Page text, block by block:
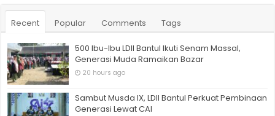
Recent Popular Comments Tags
500 Ibu-Ibu LDII Bantul Ikuti Senam Massal,
Generasi Muda Ramaikan Bazar
20 hours ago
Sambut Musda IX, LDII Bantul Perkuat Pembinaan
Generasi Lewat CAI